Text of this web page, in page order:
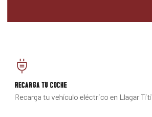
Recarga tu coche
Recarga tu vehículo eléctrico en Llagar Titi